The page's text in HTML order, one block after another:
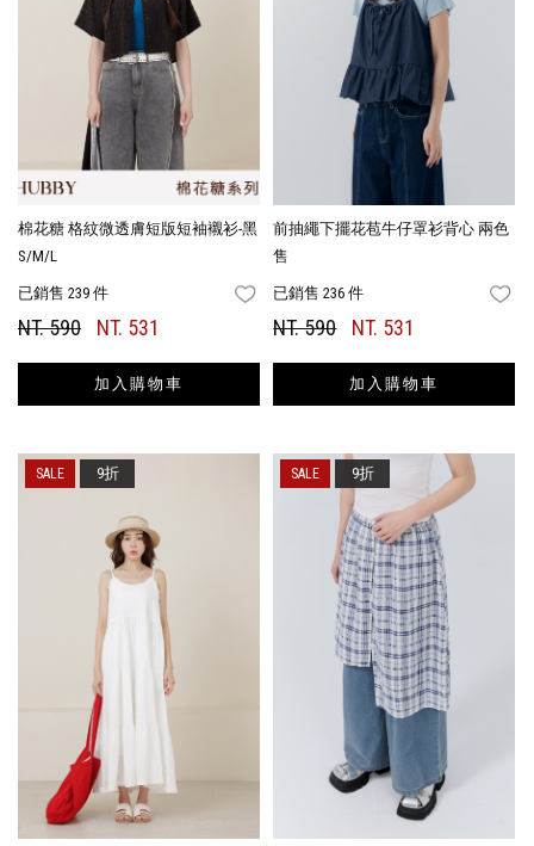
棉花糖 格紋微透膚短版短袖襯衫-黑
S/M/L
已銷售 239 件 FAVORITES
NT. 590 NT. 531
加入購物車
前抽繩下擺花苞牛仔罩衫背心 兩色
售
已銷售 236 件
NT. 590 NT. 531
加入購物車
9折 9折